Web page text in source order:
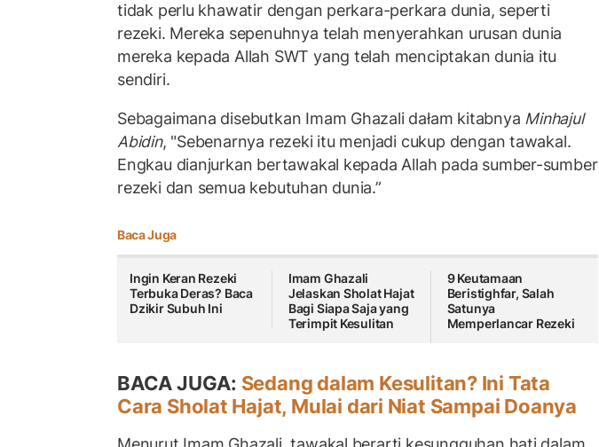
tidak perlu khawatir dengan perkara-perkara dunia, seperti
rezeki. Mereka sepenuhnya telah menyerahkan urusan dunia
mereka kepada Allah SWT yang telah menciptakan dunia itu
sendiri.
Sebagaimana disebutkan Imam Ghazali dałam kitabnya Minhajul
Abidin, "Sebenarnya rezeki itu menjadi cukup dengan tawakal.
Engkau dianjurkan bertawakal kepada Allah pada sumber-sumber
rezeki dan semua kebutuhan dunia.”
Baca Juga
Ingin Keran Rezeki
Terbuka Deras? Baca
Dzikir Subuh Ini
Imam Ghazali
Jelaskan Sholat Hajat
Bagi Siapa Saja yang
Terimpit Kesulitan
9 Keutamaan
Beristighfar, Salah
Satunya
Memperlancar Rezeki
BACA JUGA: Sedang dalam Kesulitan? Ini Tata
Cara Sholat Hajat, Mulai dari Niat Sampai Doanya